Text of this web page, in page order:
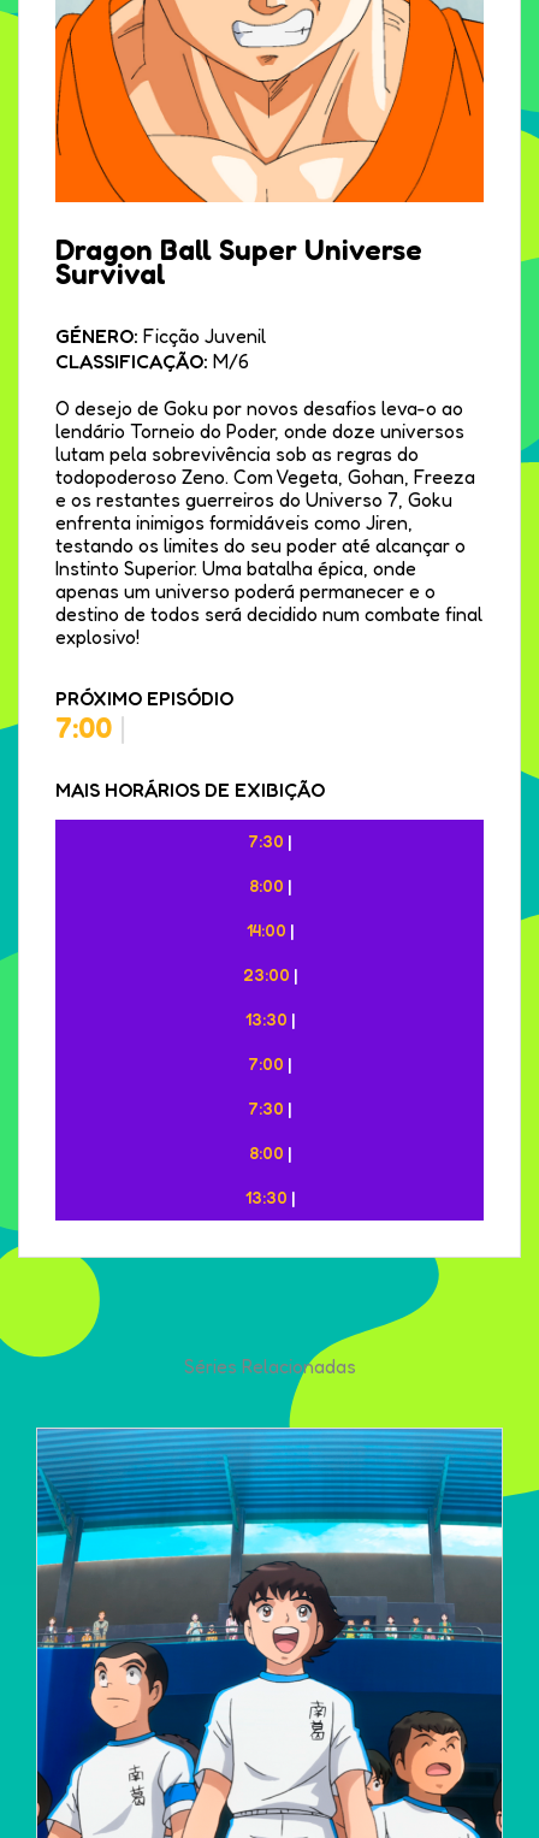
Dragon Ball Super Universe
Survival
GÉNERO: Ficção Juvenil
CLASSIFICAÇÃO: M/6
O desejo de Goku por novos desafios leva-o ao
lendário Torneio do Poder, onde doze universos
lutam pela sobrevivência sob as regras do
todopoderoso Zeno. Com Vegeta, Gohan, Freeza
e os restantes guerreiros do Universo 7, Goku
enfrenta inimigos formidáveis como Jiren,
testando os limites do seu poder até alcançar o
Instinto Superior. Uma batalha épica, onde
apenas um universo poderá permanecer e o
destino de todos será decidido num combate final
explosivo!
PRÓXIMO EPISÓDIO
7:00 |
MAIS HORÁRIOS DE EXIBIÇÃO
7:30 |
8:00 |
14:00 |
23:00 |
13:30 |
7:00 |
7:30 |
8:00 |
13:30 |
Séries Relacionadas